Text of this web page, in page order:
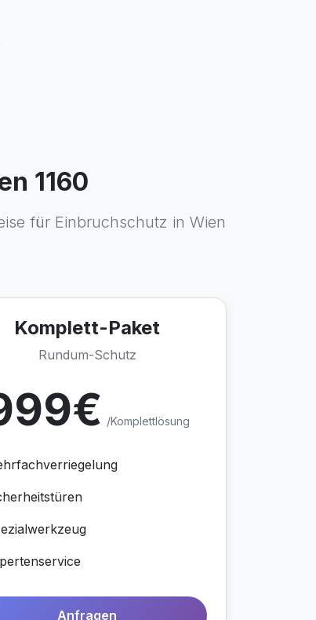
1160
für Einbruchschutz in Wien
Komplett-Paket
Rundum-Schutz
/Komplettlösung
Anfragen